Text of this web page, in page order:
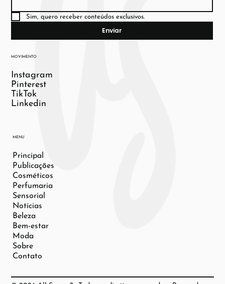
Sim, quero receber conteúdos exclusivos.
Enviar
MOVIMENTO
Instagram
Pinterest
TikTok
Linkedin
MENU
Principal
Publicações
Cosméticos
Perfumaria
Sensorial
Notícias
Beleza
Bem-estar
Moda
Sobre
Contato